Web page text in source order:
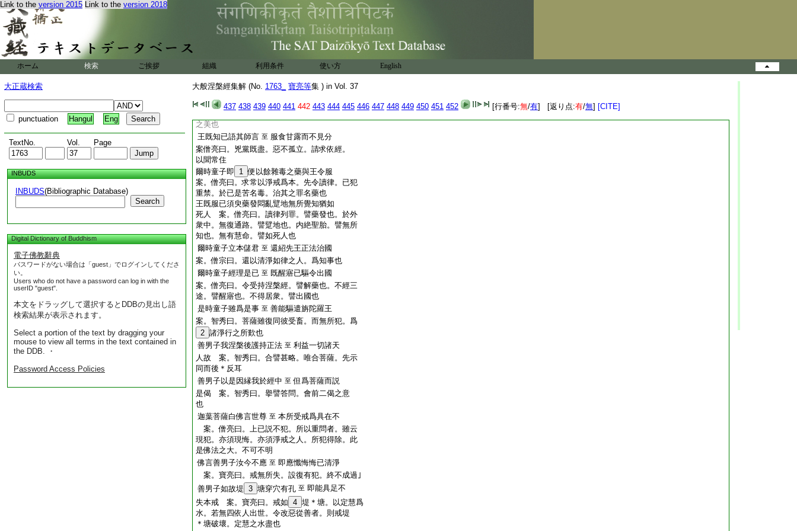
Link to the version 2015 Link to the version 2018
ホーム 検索 ご挨拶 組織 利用条件 使い方 English
大正蔵検索
punctuation Hangul Eng
TextNo. Vol. Page
INBUDS
INBUDS(Bibliographic Database)
Search
Digital Dictionary of Buddhism
電子佛教辭典
パスワードがない場合は「guest」でログインしてくださ
い。
Users who do not have a password can log in with the
userID "guest".
本文をドラッグして選択するとDDBの見出し語
検索結果が表示されます。
Select a portion of the text by dragging your
mouse to view all terms in the text contained in
the DDB. ・
Password Access Policies
大般涅槃經集解 (No. 1763_ 寶亮等集 ) in Vol. 37
437 438 439 440 441 442 443 444 445 446 447 448 449 450 451 452 [行番号:無/有] [返り点:有/無] [CITE]
案。僧亮曰。不知有此經。復未知師之所好。
便持去者。但行經求常也
是時童子聞王語已即持歸家 案。僧亮曰。
菩薩以弘通。爲心宅也。得經而流布。謂之還
請諸大臣而共食之 案。僧亮曰。知事既許
弘經。於是弘通之人。便有勢力。然行經求常。
以淨戒爲本。制惡比丘。皆除不 14 淨物。修常
住之因。譬共食也
諸臣食已即共白王快哉大師有是甘露不死
之美也
王既知已語其師言 至 服食甘露而不見分
案僧亮曰。兇黨既盡。惡不孤立。請求依經。
以聞常住
爾時童子即
1 便以餘雜毒之藥與王令服
案。僧亮曰。求常以淨戒爲本。先令讀律。已犯
重禁。於已是苦名毒。治其之罪名藥也
王既服已須臾藥發悶亂躄地無所覺知猶如
死人 案。僧亮曰。讀律列罪。譬藥發也。於外
衆中。無復通路。譬躄地也。内絶聖胎。譬無所
知也。無有慧命。譬如死人也
爾時童子立本儲君 至 還紹先王正法治國
案。僧宗曰。還以清淨如律之人。爲知事也
爾時童子經理是已 至 既醒寤已驅令出國
案。僧亮曰。令受持涅槃經。譬解藥也。不經三
途。譬醒寤也。不得居衆。譬出國也
是時童子雖爲是事 至 善能驅遣旃陀羅王
案。智秀曰。菩薩雖復同彼受畜。而無所犯。爲
2 諸淨行之所歎也
善男子我涅槃後護持正法 至 利益一切諸天
人故 案。智秀曰。合譬甚略。唯合菩薩。先示
同而後＊反耳
善男子以是因縁我於經中 至 但爲菩薩而説
是偈 案。智秀曰。擧譬答問。會前二偈之意
也
迦葉菩薩白佛言世尊 至 本所受戒爲具在不
案。僧亮曰。上已説不犯。所以重問者。雖云
現犯。亦須現悔。亦須淨戒之人。所犯得除。此
是佛法之大。不可不明
佛言善男子汝今不應 至 即應懺悔悔已清淨
案。寶亮曰。戒無所失。設復有犯。終不成過｣
善男子如故堤 3 塘穿穴有孔 至 即能具足不
失本戒 案。寶亮曰。戒如 4 堤＊塘。以定慧爲
水。若無四依人出世。令改惡從善者。則戒堤
＊塘破壞。定慧之水盡也